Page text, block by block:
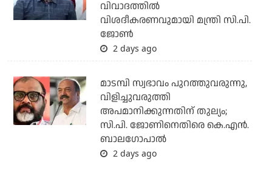
വിവാദത്തില്‍
വിശദീകരണവുമായി മന്ത്രി സി.പി.
ജോണ്‍
2 days ago
മാടമ്പി സ്വഭാവം പുറത്തുവരുന്നു,
വിളിച്ചുവരുത്തി
അപമാനിക്കുന്നതിന് തുല്യം;
സി.പി. ജോണിനെതിരെ കെ.എന്‍.
ബാലഗോപാല്‍
2 days ago